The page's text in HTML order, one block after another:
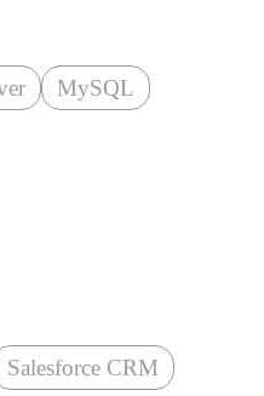
MySQL
Salesforce CRM